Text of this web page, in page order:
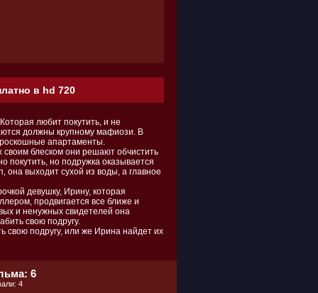
в hd 720
любит покутить, и не
должны крупному мафиози. В
апартаменты.
своим блеском они решают обчистить
покутить, но подружка оказывается
она выходит сухой из воды, а главное
девушку, Ирину, которая
продвигается все ближе и
и ненужных свидетелей она
свою подругу.
свою подругу, или же Ирина найдет их
6
4